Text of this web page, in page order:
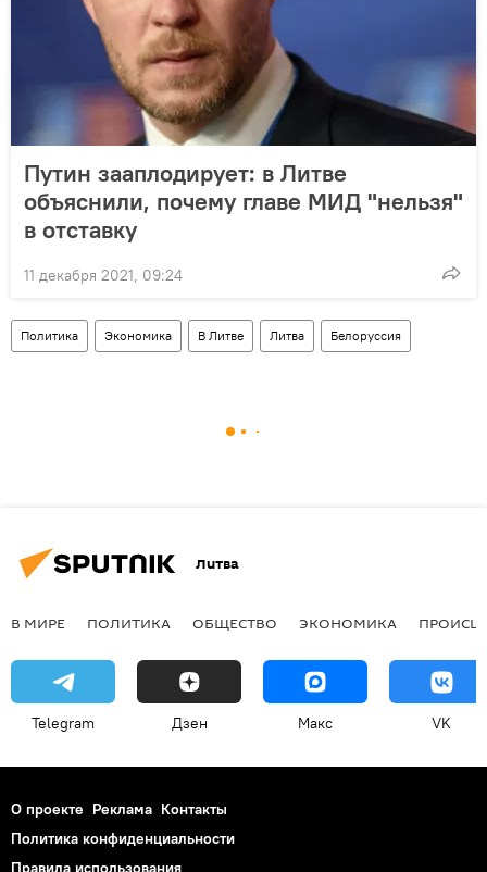
Путин зааплодирует: в Литве
объяснили, почему главе МИД "нельзя"
в отставку
11 декабря 2021, 09:24
Политика Экономика В Литве Литва Белоруссия
Литва
В МИРЕ ПОЛИТИКА ОБЩЕСТВО ЭКОНОМИКА
Telegram Дзен Макс VK
О проекте Реклама Контакты
Политика конфиденциальности
Правила использования